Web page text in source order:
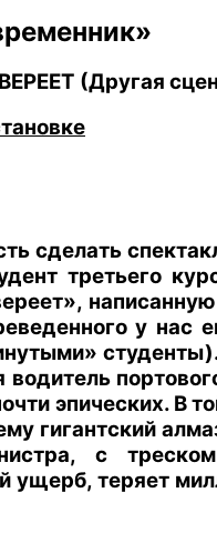
(Другая
сделать
третьего
у нас
эпических. В
гигантский
с
ущерб, теряет